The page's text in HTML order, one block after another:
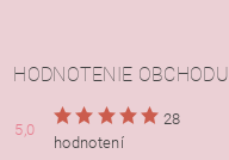
HODNOTENIE OBCHODU
5,0
28
hodnotení